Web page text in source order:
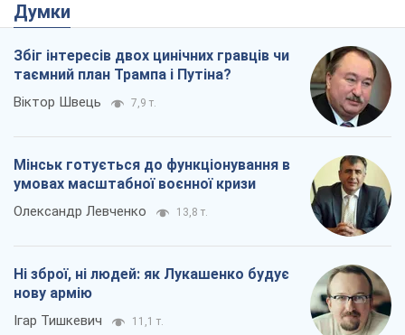
Думки
Збіг інтересів двох цинічних гравців чи
таємний план Трампа і Путіна?
Віктор Швець 7,9 т.
Мінськ готується до функціонування в
умовах масштабної воєнної кризи
Олександр Левченко 13,8 т.
Ні зброї, ні людей: як Лукашенко будує
нову армію
Ігар Тишкевич 11,1 т.